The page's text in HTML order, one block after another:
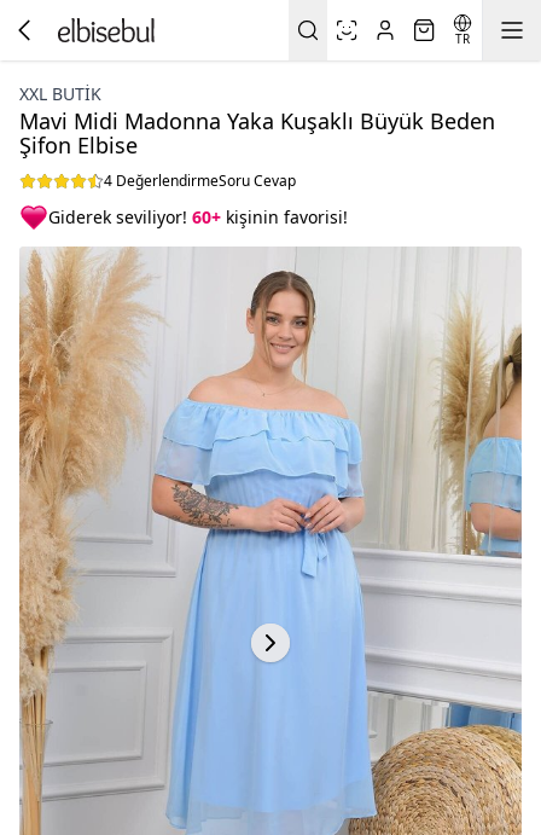
TR
XXL BUTİK
Mavi Midi Madonna Yaka Kuşaklı Büyük Beden
Şifon Elbise
4 DeğerlendirmeSoru Cevap
Giderek seviliyor! 60+ kişinin favorisi!